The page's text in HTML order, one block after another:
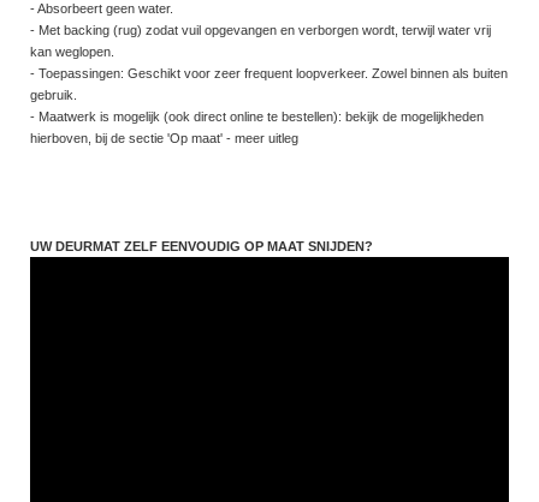
- Absorbeert geen water.
- Met backing (rug) zodat vuil opgevangen en verborgen wordt, terwijl water vrij
kan weglopen.
- Toepassingen: Geschikt voor zeer frequent loopverkeer. Zowel binnen als buiten
gebruik.
- Maatwerk is mogelijk (ook direct online te bestellen): bekijk de mogelijkheden
hierboven, bij de sectie 'Op maat' - meer uitleg
UW DEURMAT ZELF EENVOUDIG OP MAAT SNIJDEN?